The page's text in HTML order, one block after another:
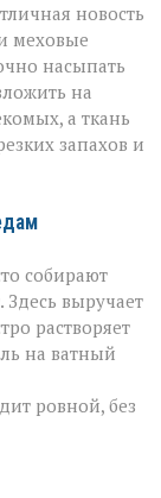
новость
меховые
насыпать
на
а ткань
запахов и
собирают
Здесь выручает
растворяет
на ватный
ровной, без